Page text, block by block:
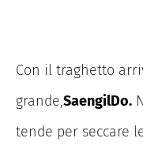
Con il traghetto
grande,SaengilDo.
tende per seccare